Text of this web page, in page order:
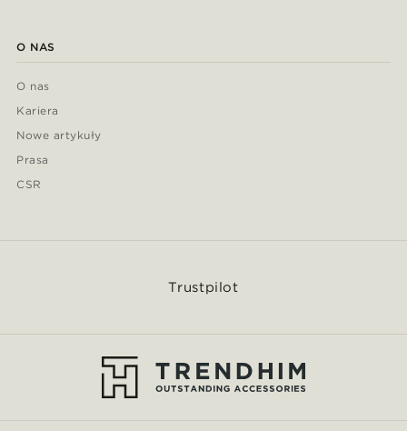
O NAS
O nas
Kariera
Nowe artykuły
Prasa
CSR
Trustpilot